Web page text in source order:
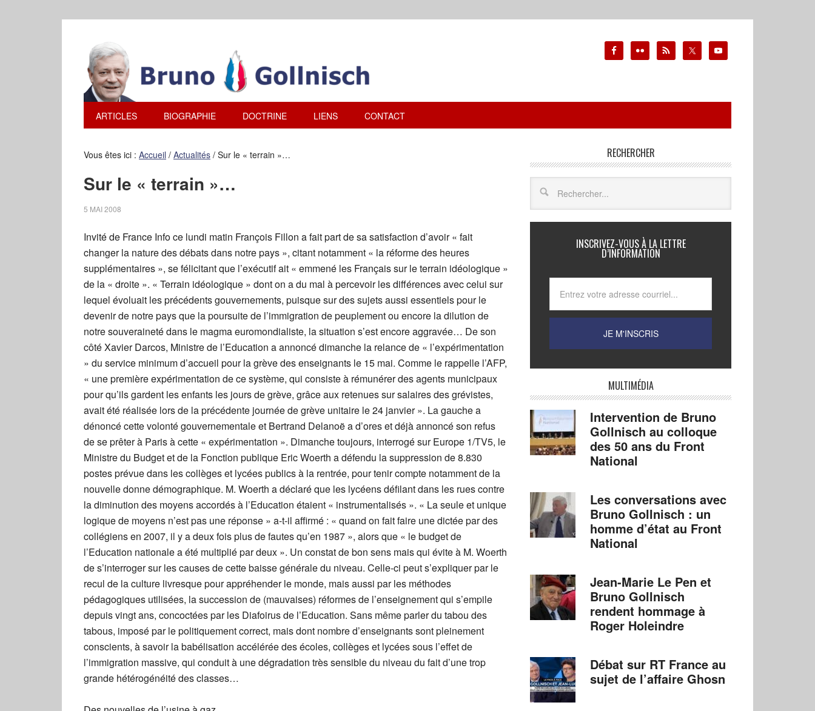
ARTICLES BIOGRAPHIE DOCTRINE LIENS CONTACT
Vous êtes ici : Accueil / Actualités / Sur le « terrain »…
Sur le « terrain »…
5 MAI 2008
Invité de France Info ce lundi matin François Fillon a fait part de sa satisfaction d’avoir « fait
changer la nature des débats dans notre pays », citant notamment « la réforme des heures
supplémentaires », se félicitant que l’exécutif ait « emmené les Français sur le terrain idéologique »
de la « droite ». « Terrain idéologique » dont on a du mal à percevoir les différences avec celui sur
lequel évoluait les précédents gouvernements, puisque sur des sujets aussi essentiels pour le
devenir de notre pays que la poursuite de l’immigration de peuplement ou encore la dilution de
notre souveraineté dans le magma euromondialiste, la situation s’est encore aggravée… De son
côté Xavier Darcos, Ministre de l’Education a annoncé dimanche la relance de « l’expérimentation
» du service minimum d’accueil pour la grève des enseignants le 15 mai. Comme le rappelle l’AFP,
« une première expérimentation de ce système, qui consiste à rémunérer des agents municipaux
pour qu’ils gardent les enfants les jours de grève, grâce aux retenues sur salaires des grévistes,
avait été réalisée lors de la précédente journée de grève unitaire le 24 janvier ». La gauche a
dénoncé cette volonté gouvernementale et Bertrand Delanoë a d’ores et déjà annoncé son refus
de se prêter à Paris à cette « expérimentation ». Dimanche toujours, interrogé sur Europe 1/TV5, le
Ministre du Budget et de la Fonction publique Eric Woerth a défendu la suppression de 8.830
postes prévue dans les collèges et lycées publics à la rentrée, pour tenir compte notamment de la
nouvelle donne démographique. M. Woerth a déclaré que les lycéens défilant dans les rues contre
la diminution des moyens accordés à l’Education étaient « instrumentalisés ». « La seule et unique
logique de moyens n’est pas une réponse » a-t-il affirmé : « quand on fait faire une dictée par des
collégiens en 2007, il y a deux fois plus de fautes qu’en 1987 », alors que « le budget de
l’Education nationale a été multiplié par deux ». Un constat de bon sens mais qui évite à M. Woerth
de s’interroger sur les causes de cette baisse générale du niveau. Celle-ci peut s’expliquer par le
recul de la culture livresque pour appréhender le monde, mais aussi par les méthodes
pédagogiques utilisées, la succession de (mauvaises) réformes de l’enseignement qui s’empile
depuis vingt ans, concoctées par les Diafoirus de l’Education. Sans même parler du tabou des
tabous, imposé par le politiquement correct, mais dont nombre d’enseignants sont pleinement
conscients, à savoir la babélisation accélérée des écoles, collèges et lycées sous l’effet de
l’immigration massive, qui conduit à une dégradation très sensible du niveau du fait d’une trop
grande hétérogénéité des classes…
RECHERCHER
INSCRIVEZ-VOUS À LA LETTRE
D’INFORMATION
MULTIMÉDIA
Intervention de Bruno
Gollnisch au colloque
des 50 ans du Front
National
Les conversations avec
Bruno Gollnisch : un
homme d’état au Front
National
Jean-Marie Le Pen et
Bruno Gollnisch
rendent hommage à
Roger Holeindre
Débat sur RT France au
sujet de l’affaire Ghosn